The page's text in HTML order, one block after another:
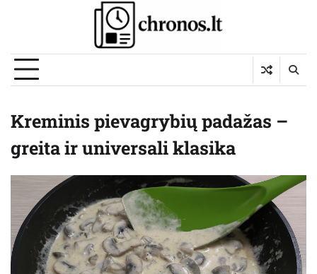
Kreminis pievagrybių padažas –
greita ir universali klasika